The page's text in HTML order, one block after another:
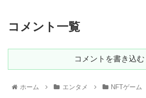
コメント一覧
コメントを書き込む
ホーム エンタメ NFTゲーム